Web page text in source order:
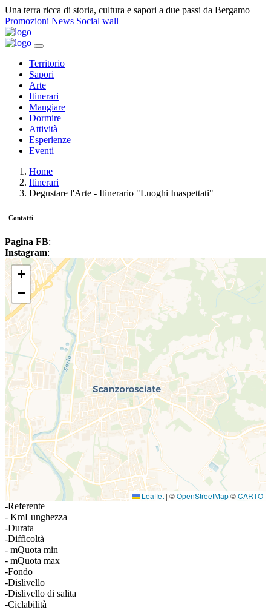
Una terra ricca di storia, cultura e sapori a due passi da Bergamo
Promozioni News Social wall
Territorio
Sapori
Arte
Itinerari
Mangiare
Dormire
Attività
Esperienze
Eventi
Home
Itinerari
Degustare l'Arte - Itinerario "Luoghi Inaspettati"
Contatti
Pagina FB:
Instagram:
+
−
Leaflet | ©OpenStreetMap©CARTO
-Referente
- KmLunghezza
-Durata
-Difficoltà
- mQuota min
- mQuota max
-Fondo
-Dislivello
-Dislivello di salita
-Ciclabilità